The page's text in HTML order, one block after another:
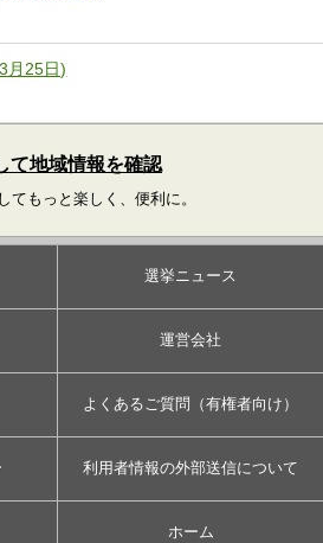
月25日)
て地域情報を確認
てもっと楽しく、便利に。
選挙ニュース
運営会社
よくあるご質問（有権者向け）
利用者情報の外部送信について
ホーム